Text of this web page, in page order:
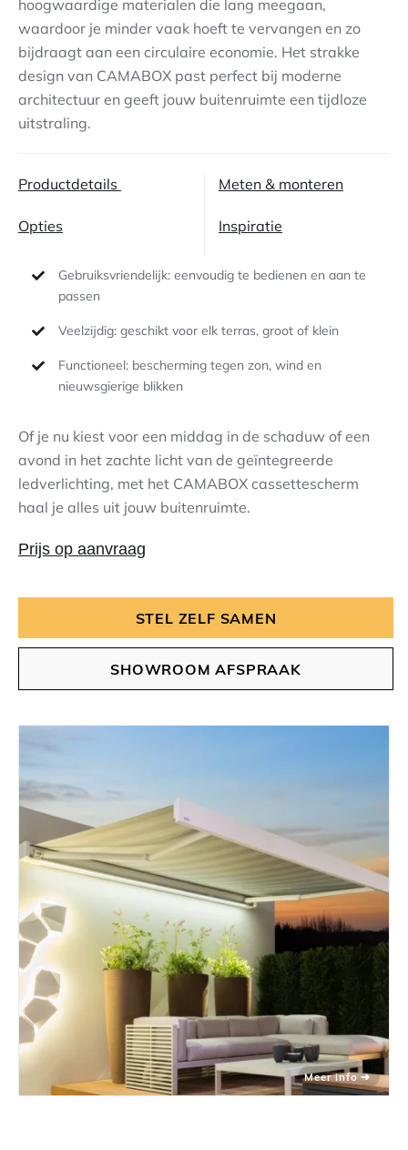
Contact
hoogwaardige materialen die lang meegaan,
waardoor je minder vaak hoeft te vervangen en zo
bijdraagt aan een circulaire economie. Het strakke
design van CAMABOX past perfect bij moderne
architectuur en geeft jouw buitenruimte een tijdloze
uitstraling.
Productdetails
Opties
Meten & monteren
Inspiratie
Gebruiksvriendelijk: eenvoudig te bedienen en aan te
passen
Veelzijdig: geschikt voor elk terras, groot of klein
Functioneel: bescherming tegen zon, wind en
nieuwsgierige blikken
Of je nu kiest voor een middag in de schaduw of een
avond in het zachte licht van de geïntegreerde
ledverlichting, met het CAMABOX cassettescherm
haal je alles uit jouw buitenruimte.
Prijs op aanvraag
STEL ZELF SAMEN
SHOWROOM AFSPRAAK